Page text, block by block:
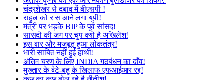
चंद्रशेखर से दबाव में बीएसपी !
राहुल को रास आने लगा यूपी!
मंत्री पर भड़के BJP के पूर्व सांसद!
सांसदों की जंग पर चुप क्यों है अखिलेश!
इस बार और मजबूत हुआ लोकतंत्र!
भारी साबित नहीं हुई हाथी!
अंतिम चरण के लिए INDIA गठबंधन का दाँव!
मुख्तार के बेटे-बहू के खिलाफ एफआईआर रद्द!